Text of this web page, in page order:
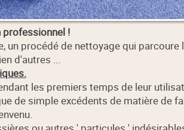
professionnel !
un procédé de nettoyage qui
d'autres ...
les premiers temps de leur
de simple excédents de matière de